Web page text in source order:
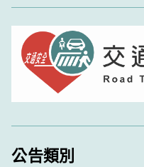
公告類別